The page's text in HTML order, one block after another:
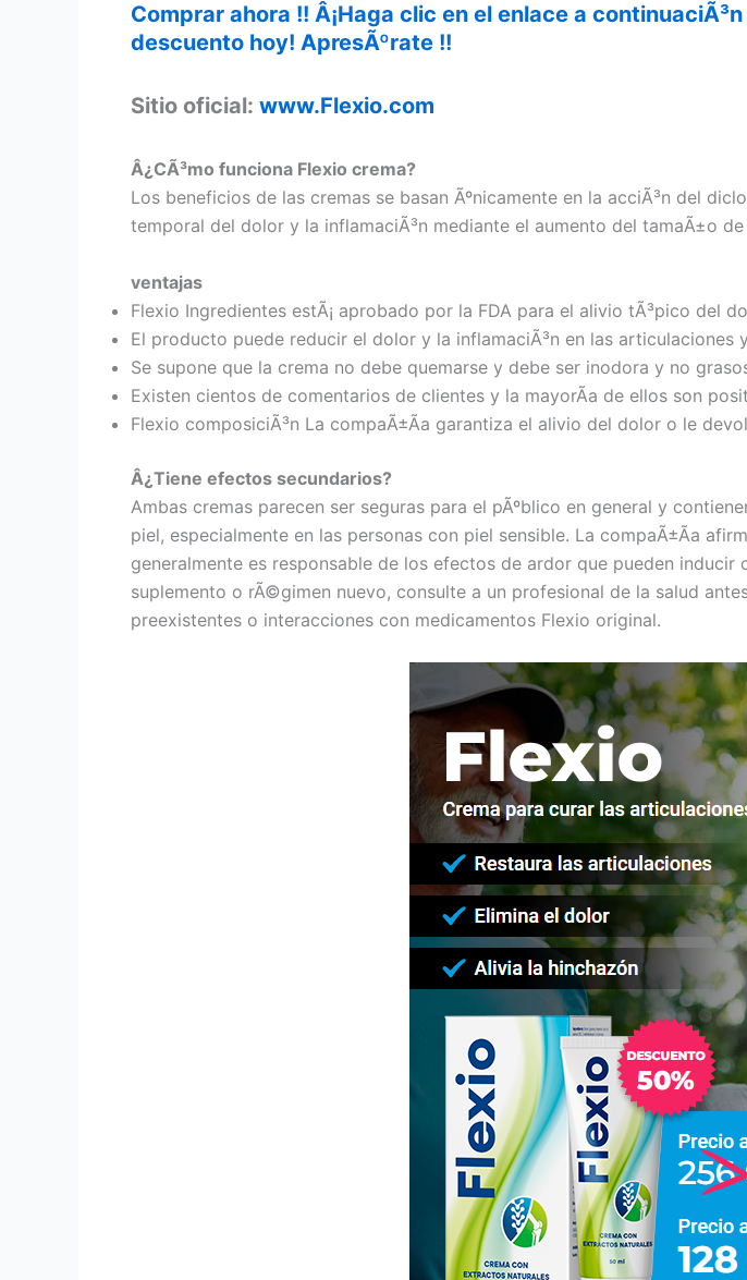
Comprar ahora !! Â¡Haga clic en el enlace a
descuento hoy! ApresÃºrate !!
Sitio oficial: www.Flexio.com
Â¿CÃ³mo funciona Flexio crema?
Los beneficios de las cremas se basan Ãºnicamente en la acciÃ³n del
temporal del dolor y la inflamaciÃ³n mediante el aumento del tamaÃ±o
ventajas
Flexio Ingredientes estÃ¡ aprobado por la FDA para el alivio tÃ³pico del
El producto puede reducir el dolor y la inflamaciÃ³n en las articulaciones
Se supone que la crema no debe quemarse y debe ser inodora y no
Existen cientos de comentarios de clientes y la mayorÃ­a de ellos son
Flexio composiciÃ³n La compaÃ±Ã­a garantiza el alivio del dolor o le
Â¿Tiene efectos secundarios?
Ambas cremas parecen ser seguras para el pÃºblico en general y
piel, especialmente en las personas con piel sensible. La compaÃ±Ã­a
generalmente es responsable de los efectos de ardor que pueden
suplemento o rÃ©gimen nuevo, consulte a un profesional de la salud
preexistentes o interacciones con medicamentos Flexio original.